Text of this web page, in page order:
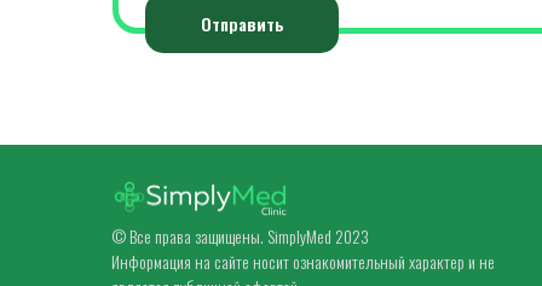
Отправить
© Все права защищены. SimplyMed 2023
Информация на сайте носит ознакомительный характер и не